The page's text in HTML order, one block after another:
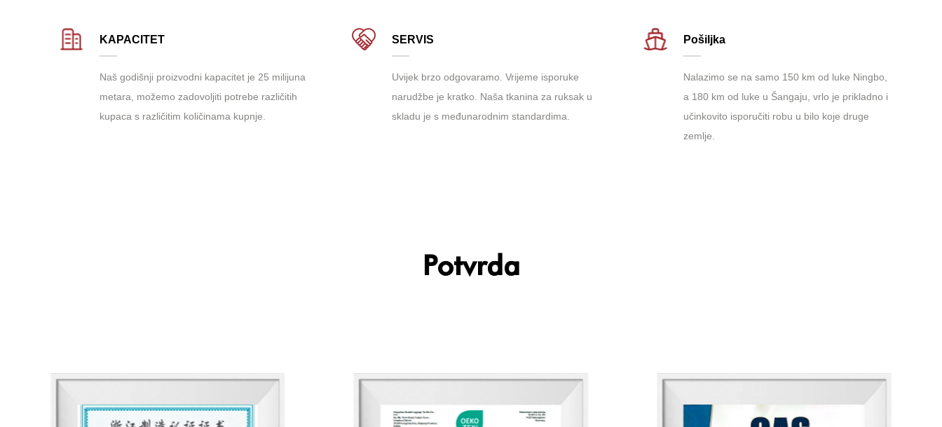
KAPACITET
Naš godišnji proizvodni kapacitet je 25 milijuna
metara, možemo zadovoljiti potrebe različitih
kupaca s različitim količinama kupnje.
SERVIS
Uvijek brzo odgovaramo. Vrijeme isporuke
narudžbe je kratko. Naša tkanina za ruksak u
skladu je s međunarodnim standardima.
Pošiljka
Nalazimo se na samo 150 km od luke Ningbo,
a 180 km od luke u Šangaju, vrlo je prikladno i
učinkovito isporučiti robu u bilo koje druge
zemlje.
Potvrda